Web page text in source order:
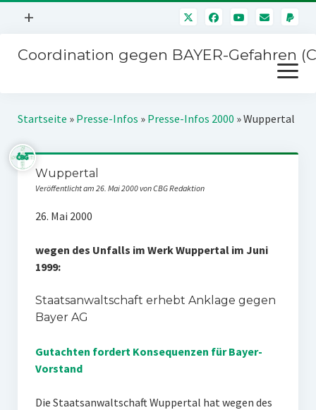
Menü
+
Mitmachen
Kontakt
Impressum
Störfälle
Coordination gegen BAYER-Gefahren
Menü
öffnen
Kampagnen
BAYER-Hauptversammlungen
Stichwort BAYER
Startseite » Presse-Infos » Presse-Infos 2000 »Wuppertal
Wuppertal
Veröffentlicht am 26. Mai 2000 von CBG Redaktion
26. Mai 2000
wegen des Unfalls im Werk Wuppertal im Juni
1999:
Staatsanwaltschaft erhebt Anklage gegen
Bayer AG
Gutachten fordert Konsequenzen für Bayer-
Vorstand
Die Staatsanwaltschaft Wuppertal hat wegen des